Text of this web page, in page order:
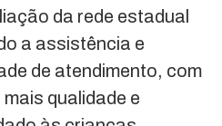
da rede estadual
a assistência e
de atendimento, com
qualidade e